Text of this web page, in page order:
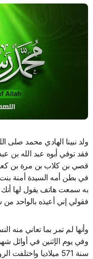
ولد نبينا الهادي محمد صلى
فقد توفي أبوه عبد الله بن
قصي بن كلاب بن مرة بن
في بطن أمه السيدة أمنة
به سمعت هاتف يقول لها
فقولي إني أعيذه بالواحد
وأنها لم تمر بما تعاني منه
وفي يوم الإثنين في أوائل
سنة 571 ميلاديا